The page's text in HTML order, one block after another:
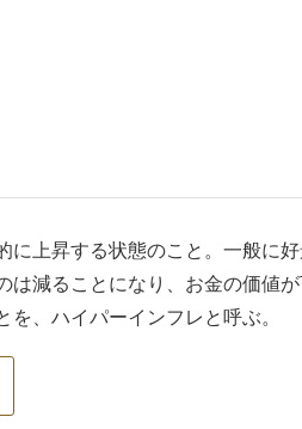
に上昇する状態のこと。一般に
は減ることになり、お金の価値
、ハイパーインフレと呼ぶ。